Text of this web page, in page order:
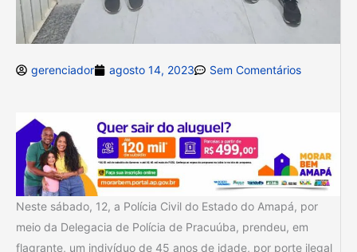
gerenciador agosto 14, 2023 Sem Comentários
Neste sábado, 12, a Polícia Civil do Estado do Amapá, por
meio da Delegacia de Polícia de Pracuúba, prendeu, em
flagrante, um indivíduo de 45 anos de idade, por porte ilegal